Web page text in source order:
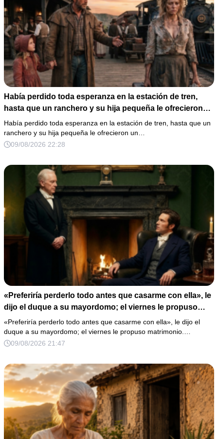
Había perdido toda esperanza en la estación de tren,
hasta que un ranchero y su hija pequeña le ofrecieron
un nuevo comienzo.
Había perdido toda esperanza en la estación de tren, hasta que un
ranchero y su hija pequeña le ofrecieron un…
09/08/2026 22:28
«Preferiría perderlo todo antes que casarme con ella», le
dijo el duque a su mayordomo; el viernes le propuso
matrimonio.
«Preferiría perderlo todo antes que casarme con ella», le dijo el
duque a su mayordomo; el viernes le propuso matrimonio.…
09/08/2026 21:47